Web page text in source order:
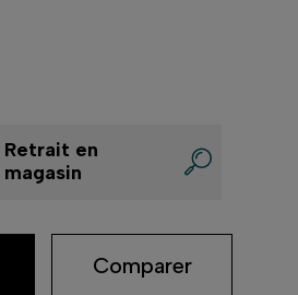
Retrait en
magasin
Comparer